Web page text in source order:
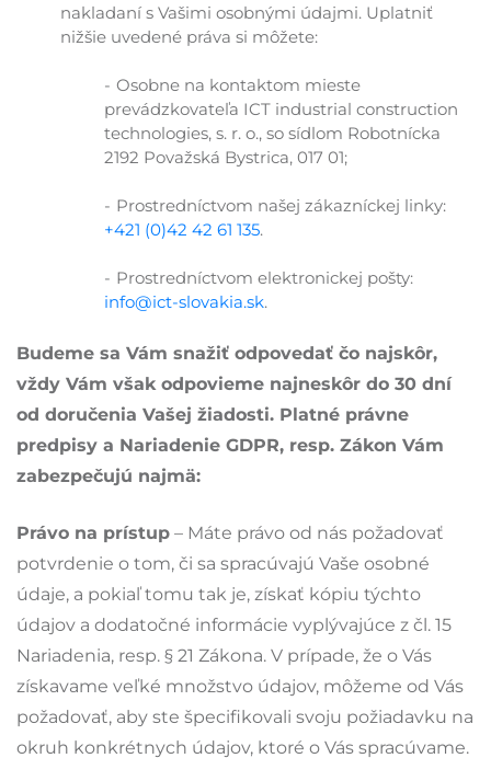
nakladaní s Vašimi osobnými údajmi. Uplatniť
nižšie uvedené práva si môžete:
Osobne na kontaktom mieste
prevádzkovateľa ICT industrial construction
technologies, s. r. o., so sídlom Robotnícka
2192 Považská Bystrica, 017 01;
Prostredníctvom našej zákazníckej linky:
+421 (0)42 42 61 135.
Prostredníctvom elektronickej pošty:
info@ict-slovakia.sk.
Budeme sa Vám snažiť odpovedať čo najskôr,
vždy Vám však odpovieme najneskôr do 30 dní
od doručenia Vašej žiadosti. Platné právne
predpisy a Nariadenie GDPR, resp. Zákon Vám
zabezpečujú najmä:
Právo na prístup – Máte právo od nás požadovať
potvrdenie o tom, či sa spracúvajú Vaše osobné
údaje, a pokiaľ tomu tak je, získať kópiu týchto
údajov a dodatočné informácie vyplývajúce z čl. 15
Nariadenia, resp. § 21 Zákona. V prípade, že o Vás
získavame veľké množstvo údajov, môžeme od Vás
požadovať, aby ste špecifikovali svoju požiadavku na
okruh konkrétnych údajov, ktoré o Vás spracúvame.